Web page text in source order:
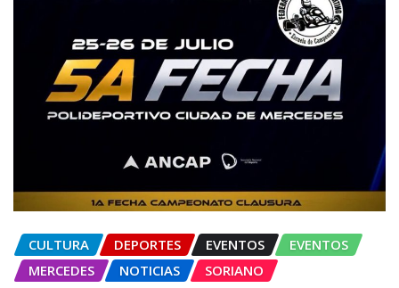
CULTURA DEPORTES EVENTOS
EVENTOS
MERCEDES
NOTICIAS SORIANO